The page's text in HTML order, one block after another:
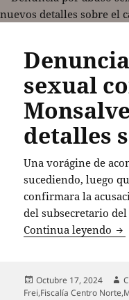
sexual
detalles
Una vorágine de
sucediendo, luego
confirmara la
del subsecretario
Continua leyendo
Publicado
el
Octubre 17, 2024
Frei,Fiscalía Centro Norte,